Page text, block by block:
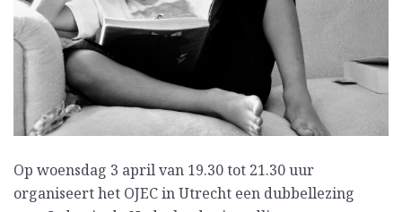
Op woensdag 3 april van 19.30 tot 21.30 uur
organiseert het OJEC in Utrecht een dubbellezing